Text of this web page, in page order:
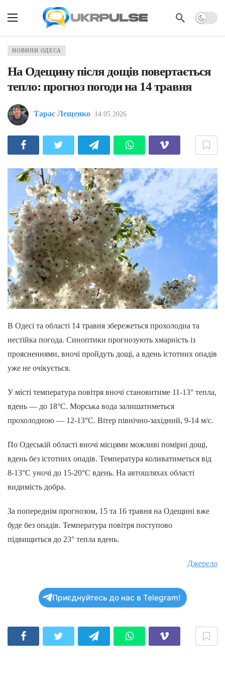
НОВИНИ ОДЕСА
На Одещину після дощів повертається
тепло: прогноз погоди на 14 травня
Тарас Лещенко 14.05.2026
В Одесі та області 14 травня збережеться прохолодна та
нестійка погода. Синоптики прогнозують хмарність із
проясненнями, вночі пройдуть дощі, а вдень істотних опадів
уже не очікується.
У місті температура повітря вночі становитиме 11-13° тепла,
вдень — до 18°С. Морська вода залишатиметься
прохолодною — 12-13°С. Вітер північно-західний, 9-14 м/с.
По Одеській області вночі місцями можливі помірні дощі,
вдень без істотних опадів. Температура коливатиметься від
8-13°С уночі до 15-20°С вдень. На автошляхах області
видимість добра.
За попереднім прогнозом, 15 та 16 травня на Одещині вже
буде без опадів. Температура повітря поступово
підвищиться до 23° тепла вдень.
Джерело
Приєднуйтесь до нас в Telegram!